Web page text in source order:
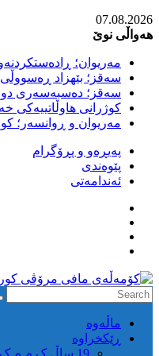
Skip
to
07.08.2026
هەواڵی نوێ
مەریوان؛
سەقز؛ بێهزاد
سەقز؛ دەسبەسەری دوو
کوژرانی هاوڵاتییەکی
مەریوان و ڕوانسەر؛
پەیڕەو و پڕۆگرام
پێوەندی
ئەندامەتی
كۆمه‌ڵه‌ی
مافی
مرۆڤی
ماڵه‌وه‌
ڕێکخراوە
19 ساڵ ک م م ک